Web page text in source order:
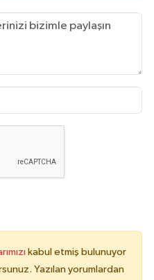
kabul etmiş bulunuyor
Yazılan yorumlardan